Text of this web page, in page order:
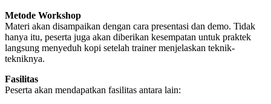
Metode Workshop
Materi akan disampaikan dengan cara presentasi dan demo. Tidak
hanya itu, peserta juga akan diberikan kesempatan untuk praktek
langsung menyeduh kopi setelah trainer menjelaskan teknik-
tekniknya.
Fasilitas
Peserta akan mendapatkan fasilitas antara lain: